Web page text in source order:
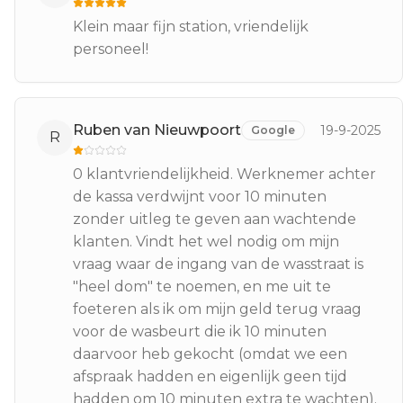
Klein maar fijn station, vriendelijk
personeel!
R Ruben van Nieuwpoort Google 19-9-2025
0 klantvriendelijkheid. Werknemer achter
de kassa verdwijnt voor 10 minuten
zonder uitleg te geven aan wachtende
klanten. Vindt het wel nodig om mijn
vraag waar de ingang van de wasstraat is
"heel dom" te noemen, en me uit te
foeteren als ik om mijn geld terug vraag
voor de wasbeurt die ik 10 minuten
daarvoor heb gekocht (omdat we een
afspraak hadden en eigenlijk geen tijd
hadden om 10 minuten extra te wachten).